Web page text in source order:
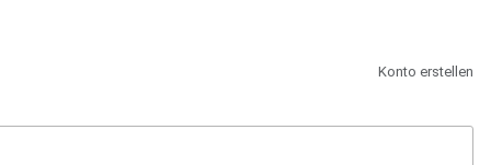
Konto erstellen